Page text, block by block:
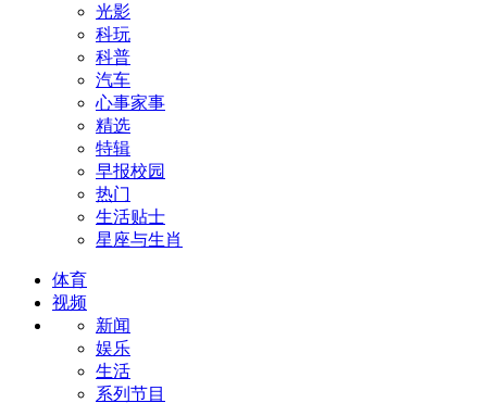
光影
科玩
科普
汽车
心事家事
精选
特辑
早报校园
热门
生活贴士
星座与生肖
体育
视频
新闻
娱乐
生活
系列节目